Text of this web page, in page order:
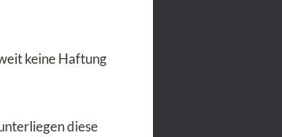
keine Haftung
diese